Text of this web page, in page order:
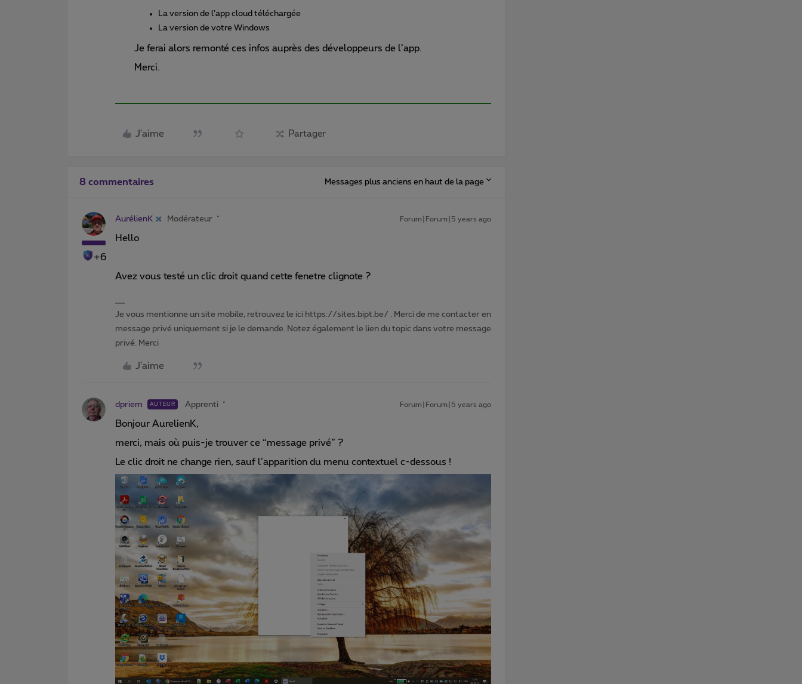
La version de l’app cloud téléchargée
La version de votre Windows
Je ferai alors remonté ces infos auprès des développeurs de l’app.
Merci.
J'aime Partager
8 commentaires Messages plus anciens en haut de la page
+6
AurélienK Modérateur Forum|Forum|5 years ago
Hello
Avez vous testé un clic droit quand cette fenetre clignote ?
Je vous mentionne un site mobile, retrouvez le ici https://sites.bipt.be/ . Merci de me contacter en
message privé uniquement si je le demande. Notez également le lien du topic dans votre message
privé. Merci
J'aime
dpriem AUTEUR Apprenti Forum|Forum|5 years ago
Bonjour AurelienK,
merci, mais où puis-je trouver ce “message privé” ?
Le clic droit ne change rien, sauf l’apparition du menu contextuel c-dessous !